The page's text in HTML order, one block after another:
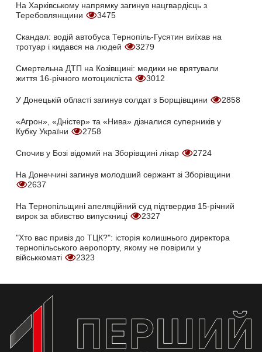
На Харківському напрямку загинув нацгвардієць з
Теребовлянщини
3475
Скандал: водій автобуса Тернопіль-Гусятин виїхав на
тротуар і кидався на людей
3279
Смертельна ДТП на Козівщині: медики не врятували
життя 16-річного мотоцикліста
3012
У Донецькій області загинув солдат з Борщівщини 2858
«Агрон», «Дністер» та «Нива» дізналися суперників у
Кубку України
2758
Спочив у Бозі відомий на Зборівщині лікар 2724
На Донеччині загинув молодший сержант зі Зборівщини
2637
На Тернопільщині апеляційний суд підтвердив 15-річний
вирок за вбивство випускниці
2327
"Хто вас привіз до ТЦК?": історія колишнього директора
тернопільського аеропорту, якому не повірили у
військкоматі
2323